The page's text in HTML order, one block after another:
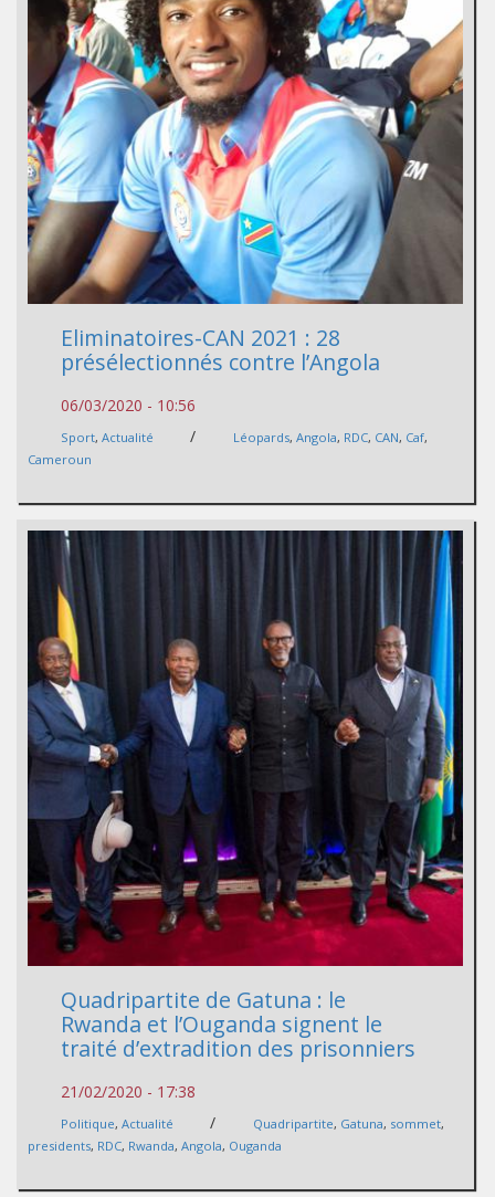
Eliminatoires-CAN 2021 : 28
présélectionnés contre l’Angola
06/03/2020 - 10:56
Sport, Actualité / Léopards, Angola, RDC, CAN, Caf,
Cameroun
Quadripartite de Gatuna : le
Rwanda et l’Ouganda signent le
traité d’extradition des prisonniers
21/02/2020 - 17:38
Politique, Actualité / Quadripartite, Gatuna, sommet,
presidents, RDC, Rwanda, Angola, Ouganda